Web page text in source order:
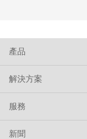
產品
解決方案
服務
新聞